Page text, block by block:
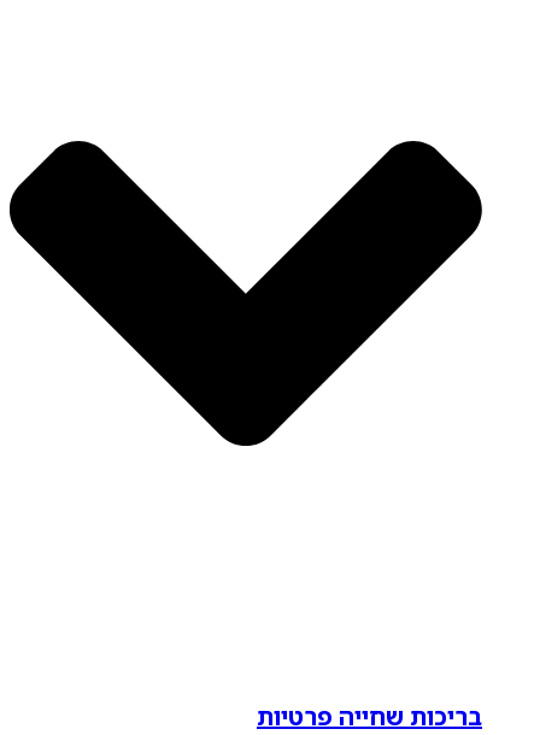
בריכות שחייה פרטיות